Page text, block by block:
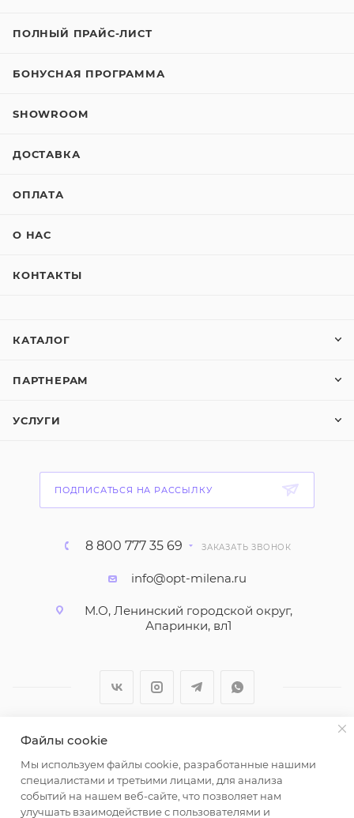
ПОЛНЫЙ ПРАЙС-ЛИСТ
БОНУСНАЯ ПРОГРАММА
SHOWROOM
ДОСТАВКА
ОПЛАТА
О НАС
КОНТАКТЫ
КАТАЛОГ
ПАРТНЕРАМ
УСЛУГИ
ПОДПИСАТЬСЯ НА РАССЫЛКУ
8 800 777 35 69 ЗАКАЗАТЬ ЗВОНОК
info@opt-milena.ru
М.О, Ленинский городской округ,
Апаринки, вл1
2026 © ООО "Вайт Текстиль групп"
Любая информация на сайте носит справочный
характер и не является публичной офертой
определяемой положениями пункта 2 статьи 437
Файлы cookie
Мы используем файлы cookie, разработанные нашими
специалистами и третьими лицами, для анализа
событий на нашем веб-сайте, что позволяет нам
улучшать взаимодействие с пользователями и